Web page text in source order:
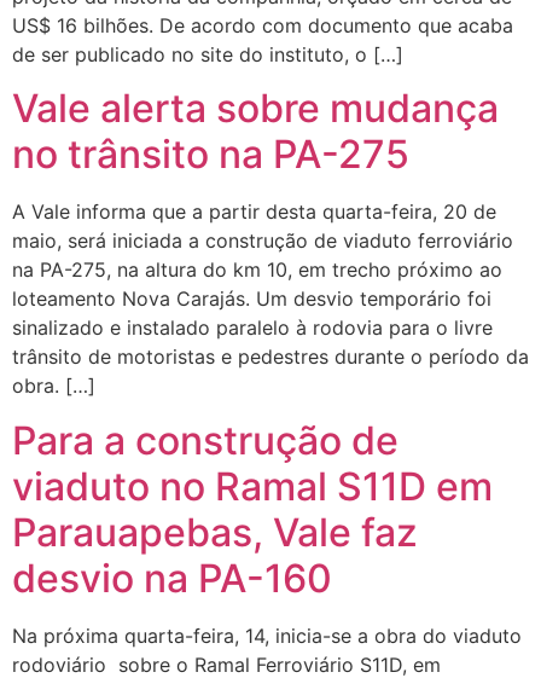
US$ 16 bilhões. De acordo com documento que acaba
de ser publicado no site do instituto, o […]
Vale alerta sobre mudança
no trânsito na PA-275
A Vale informa que a partir desta quarta-feira, 20 de
maio, será iniciada a construção de viaduto ferroviário
na PA-275, na altura do km 10, em trecho próximo ao
loteamento Nova Carajás. Um desvio temporário foi
sinalizado e instalado paralelo à rodovia para o livre
trânsito de motoristas e pedestres durante o período da
obra. […]
Para a construção de
viaduto no Ramal S11D em
Parauapebas, Vale faz
desvio na PA-160
Na próxima quarta-feira, 14, inicia-se a obra do viaduto
rodoviário sobre o Ramal Ferroviário S11D, em